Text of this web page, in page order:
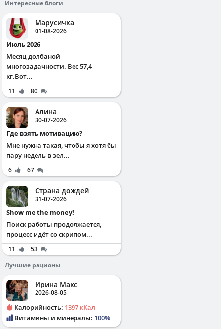
Интересные блоги
Марусичка
01-08-2026
Июль 2026
Месяц долбаной
многозадачности. Вес 57,4
кг.Вот...
11 80
Алина
30-07-2026
Где взять мотивацию?
Мне нужна такая, чтобы я хотя бы
пару недель в зел...
6 67
Страна дождей
31-07-2026
Show me the money!
Поиск работы продолжается,
процесс идёт со скрипом...
11
53
Лучшие рационы
Ирина Макс
2026-08-05
Калорийность: 1397 кКал
Витамины и минералы: 100%